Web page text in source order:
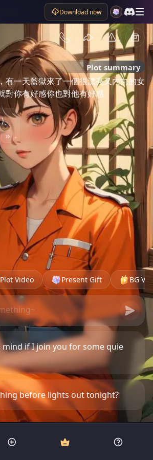
Download now
Plot summary
有一天監獄來了一個很漂亮又內向的女
對你有好感你也對他有好感
Plot Video Present Gift BG
mind if I join you for some quie
before lights out tonight?